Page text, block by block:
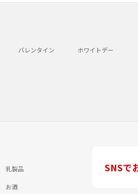
バレンタイン ホワイトデー
乳製品
お酒
SNSで